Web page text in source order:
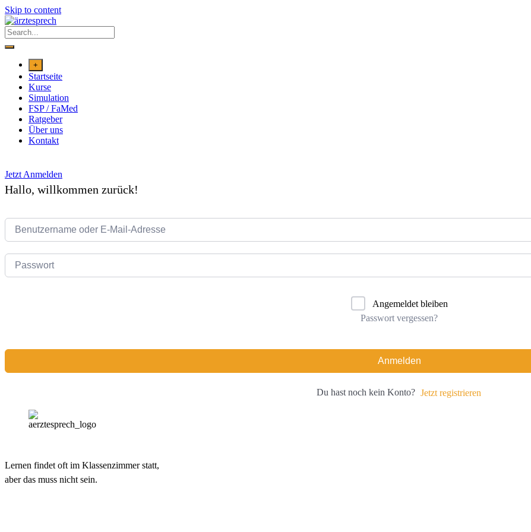
Skip to content
+
Startseite
Kurse
Simulation
FSP / FaMed
Ratgeber
Über uns
Kontakt
Jetzt Anmelden
Hallo, willkommen zurück!
Angemeldet bleiben
Passwort vergessen?
Anmelden
Du hast noch kein Konto? Jetzt registrieren
Lernen findet oft im Klassenzimmer statt,
aber das muss nicht sein.